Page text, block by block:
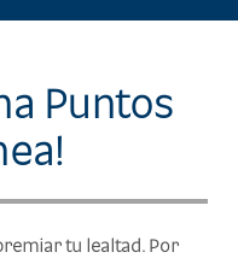
Puntos
tu lealtad. Por